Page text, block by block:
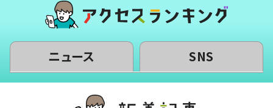
ニュース SNS